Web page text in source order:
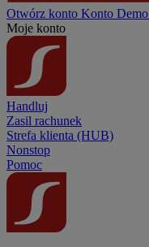
Otwórz konto Konto Demo
Moje konto
Handluj
Zasil rachunek
Strefa klienta (HUB)
Nonstop
Pomoc